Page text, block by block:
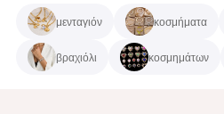
μενταγιόν κοσμήματα
βραχιόλι κοσμημάτων